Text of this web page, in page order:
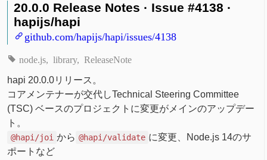
20.0.0 Release Notes · Issue #4138 ·
hapijs/hapi
github.com/hapijs/hapi/issues/4138
node.js library ReleaseNote
hapi 20.0.0リリース。
コアメンテナーが交代しTechnical Steering Committee
(TSC) ベースのプロジェクトに変更がメインのアップデー
ト。
@hapi/joi から @hapi/validate に変更、Node.js 14のサ
ポートなど